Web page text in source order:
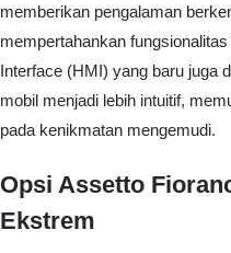
memberikan pengalaman
mempertahankan
Interface (HMI) yang baru juga
mobil menjadi lebih intuitif,
pada kenikmatan mengemudi.
Opsi Assetto
Ekstrem